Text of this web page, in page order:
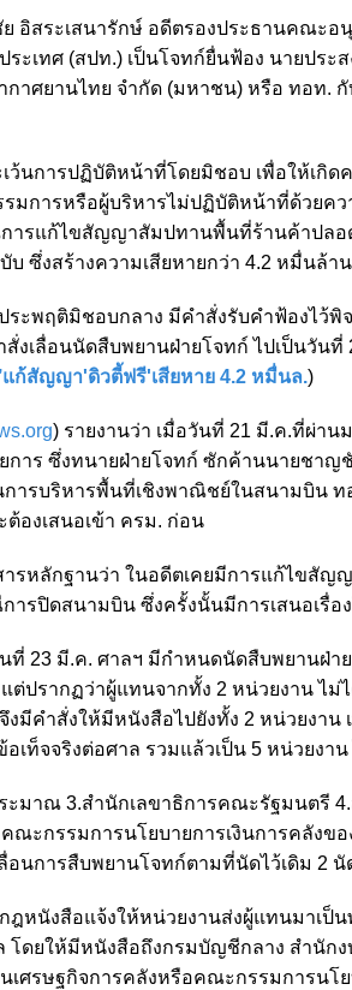
อิสระเสนารักษ์ อดีตรองประธานคณะ
ะเทศ (สปท.) เป็นโจทก์ยื่นฟ้อง นายปร
าศยานไทย จำกัด (มหาชน) หรือ ทอท.
ว้นการปฏิบัติหน้าที่โดยมิชอบ เพื่อให้เกิ
มการหรือผู้บริหารไม่ปฏิบัติหน้าที่ด้วยค
การแก้ไขสัญญาสัมปทานพื้นที่ร้านค้าปล
ซึ่งสร้างความเสียหายกว่า 4.2 หมื่นล้า
ะพฤติมิชอบกลาง มีคำสั่งรับคำฟ้องไว้
งเลื่อนนัดสืบพยานฝ่ายโจทก์ ไปเป็นวันที่
แก้สัญญา'ดิวตี้ฟรี'เสียหาย 4.2 หมื่นล.)
) รายงานว่า เมื่อวันที่ 21 มี.ค.ที่ผ่า
การ ซึ่งทนายฝ่ายโจทก์ ซักค้านนายชา
ารบริหารพื้นที่เชิงพาณิชย์ในสนามบิน
องเสนอเข้า ครม. ก่อน
รหลักฐานว่า ในอดีตเคยมีการแก้ไขสัญ
ารปิดสนามบิน ซึ่งครั้งนั้นมีการเสนอเ
ที่ 23 มี.ค. ศาลฯ มีกำหนดนัดสืบพยานฝ่
ปรากฏว่าผู้แทนจากทั้ง 2 หน่วยงาน ไม่
มีคำสั่งให้มีหนังสือไปยังทั้ง 2 หน่วยงาน
เท็จจริงต่อศาล รวมแล้วเป็น 5 หน่วยงาน
มาณ 3.สำนักเลขาธิการคณะรัฐมนตรี
ณะกรรมการนโยบายการเงินการคลังข
นการสืบพยานโจทก์ตามที่นัดไว้เดิม 2 นั
ฎหนังสือแจ้งให้หน่วยงานส่งผู้แทนมาเป็
โดยให้มีหนังสือถึงกรมบัญชีกลาง สำนั
เศรษฐกิจการคลังหรือคณะกรรมการนโ